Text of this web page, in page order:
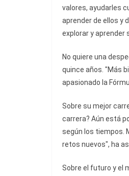
valores, ayudarles
aprender de ellos y
explorar y aprender
No quiere una
quince años. "Más
apasionado la
Sobre su mejor
carrera? Aún está
según los tiempos.
retos nuevos", ha
Sobre el futuro y el